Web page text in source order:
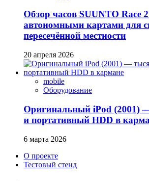
Обзор часов SUUNTO Race
автономными картами для
пересечённой местности
20 апреля 2026
mobile
Оборудование
Оригинальный iPod (2001)
и портативный HDD в
6 марта 2026
О проекте
Тестовый стенд